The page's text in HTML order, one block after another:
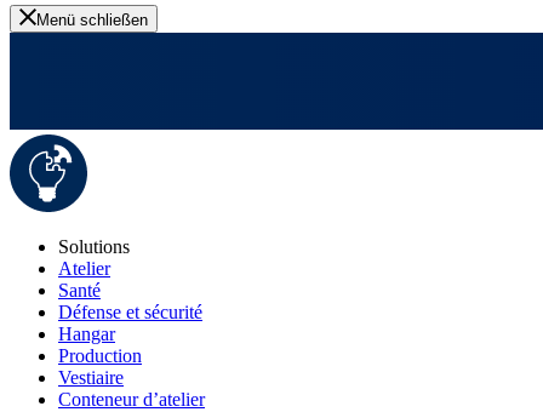
Menü schließen
Solutions
Atelier
Santé
Défense et sécurité
Hangar
Production
Vestiaire
Conteneur d’atelier